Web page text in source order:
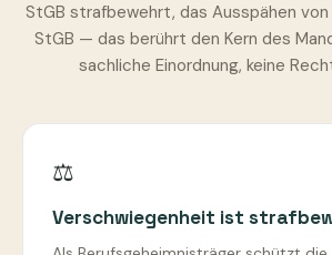
StGB strafbewehrt, das Ausspähen
StGB — das berührt den Kern des
sachliche Einordnung, keine
⚖️
Verschwiegenheit ist